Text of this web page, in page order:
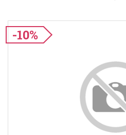
-10%